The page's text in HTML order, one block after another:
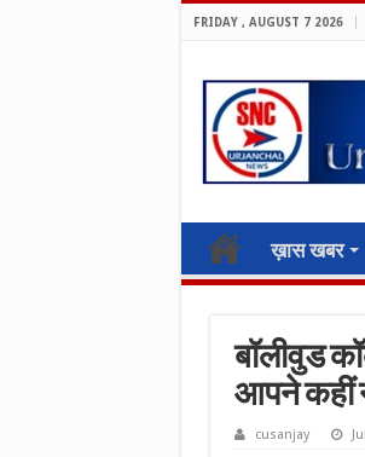
FRIDAY , AUGUST 7 2026
ख़ास खबर
बॉलीवुड
आपने कहीं
cusanjay